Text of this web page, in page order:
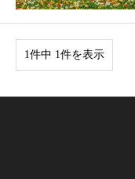
1件中 1件を表示